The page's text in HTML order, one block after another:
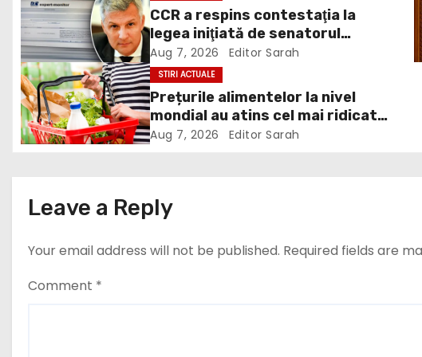
a
v
i
g
i
o
n
CCR a respins contestaţia la
legea iniţiată de senatorul
Zamfir de la PSD, care permite
reluarea construcţiei
hidrocentralelor din zonele
protejate
Aug 7, 2026 Editor Sarah
STIRI ACTUALE
Prețurile alimentelor la nivel
mondial au atins cel mai ridicat
nivel din ultimii peste trei ani. În
războiul din Ucraina va perturba
din nou exporturile prin Marea
Neagră.
Aug 7, 2026 Editor Sarah
Leave a Reply
Your email address will not be published. Required fields are
Comment *